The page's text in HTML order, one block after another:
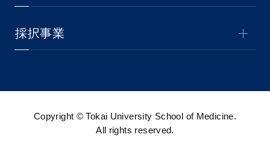
採択事業
Copyright © Tokai University School of Medicine.
All rights reserved.